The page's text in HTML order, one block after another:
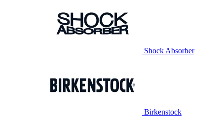
Shock Absorber
Birkenstock